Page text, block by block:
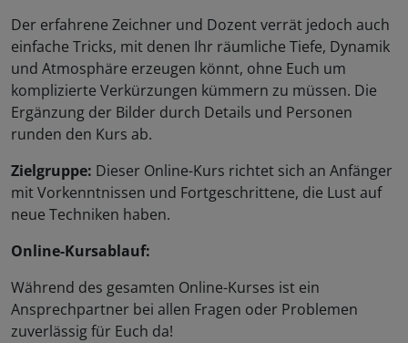
Der erfahrene Zeichner und Dozent verrät jedoch auch
einfache Tricks, mit denen Ihr räumliche Tiefe, Dynamik
und Atmosphäre erzeugen könnt, ohne Euch um
komplizierte Verkürzungen kümmern zu müssen. Die
Ergänzung der Bilder durch Details und Personen
runden den Kurs ab.
Zielgruppe: Dieser Online-Kurs richtet sich an Anfänger
mit Vorkenntnissen und Fortgeschrittene, die Lust auf
neue Techniken haben.
Online-Kursablauf:
Während des gesamten Online-Kurses ist ein
Ansprechpartner bei allen Fragen oder Problemen
zuverlässig für Euch da!